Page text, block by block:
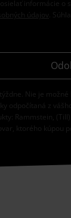
informácie o
údajov
.
Nie je
odpočítaná z
Rammstein,
ktorého kúpou